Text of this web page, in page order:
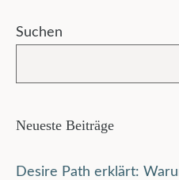
Suchen
Neueste Beiträge
Desire Path erklärt: